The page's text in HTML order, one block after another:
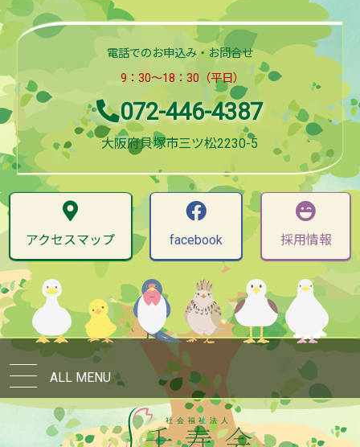
電話でのお申込み・お問合せ
9：30～18：30（平日）
072-446-4387
大阪府貝塚市三ツ松2230-5
アクセスマップ facebook 採用情報
ALL MENU